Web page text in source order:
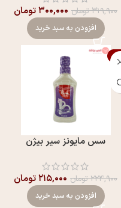
۳۱۹,۹۰۰تومان ۳۰۰,۰۰۰تومان
افزودن به سبد خرید
-4%
سس مایونز سیر بیژن
۲۲۴,۹۰۰تومان ۲۱۵,۰۰۰تومان
افزودن به سبد خرید